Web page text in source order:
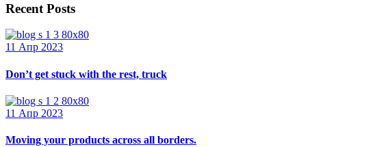
Recent Posts
11 Апр 2023
Don’t get stuck with the rest, truck
11 Апр 2023
Moving your products across all borders.